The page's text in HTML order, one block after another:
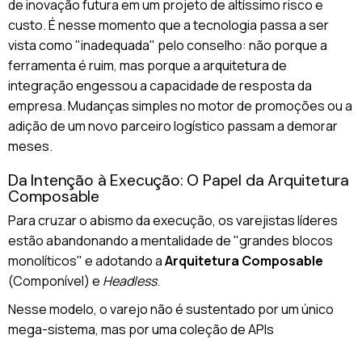
de inovação futura em um projeto de altíssimo risco e
custo. É nesse momento que a tecnologia passa a ser
vista como "inadequada" pelo conselho: não porque a
ferramenta é ruim, mas porque a arquitetura de
integração engessou a capacidade de resposta da
empresa. Mudanças simples no motor de promoções ou a
adição de um novo parceiro logístico passam a demorar
meses.
Da Intenção à Execução: O Papel da Arquitetura
Composable
Para cruzar o abismo da execução, os varejistas líderes
estão abandonando a mentalidade de "grandes blocos
monolíticos" e adotando aArquitetura Composable
(Componível) e Headless.
Nesse modelo, o varejo não é sustentado por um único
mega-sistema, mas por uma coleção de APIs